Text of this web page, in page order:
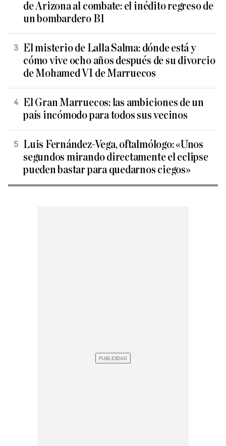
de Arizona al combate: el inédito regreso de
un bombardero B1
El misterio de Lalla Salma: dónde está y
cómo vive ocho años después de su divorcio
de Mohamed VI de Marruecos
El Gran Marruecos: las ambiciones de un
país incómodo para todos sus vecinos
Luis Fernández-Vega, oftalmólogo: «Unos
segundos mirando directamente el eclipse
pueden bastar para quedarnos ciegos»